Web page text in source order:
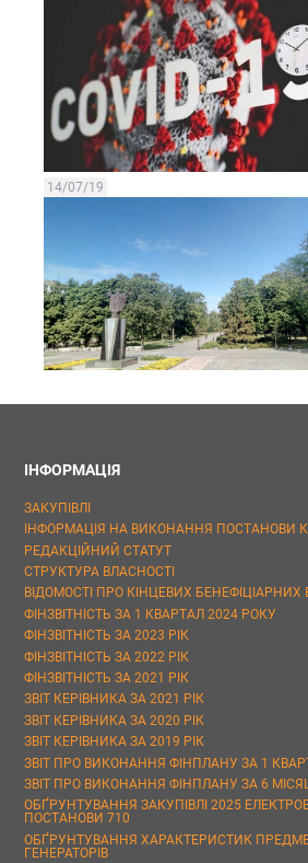
14/07/19
ІНФОРМАЦІЯ
ЗАКУПІВЛІ
ІНФОРМАЦІЯ НА ВИКОНАННЯ ПОСТАНОВИ
РЕДАКЦІЙНИЙ СТАТУТ
СТРУКТУРА ВЛАСНОСТІ
ВІДОМОСТІ ПРО КІНЦЕВИХ БЕНЕФІЦІАРНИХ
ФІНЗВІТНІСТЬ ЗА 1 КВАРТАЛ 2024 РОКУ
ФІНЗВІТНІСТЬ ЗА 2023 РІК
ФІНЗВІТНІСТЬ ЗА 2022 РІК
ФІНЗВІТНІСТЬ ЗА 2021 РІК
ЗВІТ КЕРІВНИКА ЗА 2021 РІК
ЗВІТ КЕРІВНИКА ЗА 2020 РІК
ЗВІТ КЕРІВНИКА ЗА 2019 РІК
ЗВІТ ПРО ВИКОНАННЯ ФІНПЛАНУ ЗА 1
ЗВІТ ПРО ВИКОНАННЯ ФІНПЛАНУ ЗА 6
ОБҐРУНТУВАННЯ ЗАКУПІВЛІ 2025
ПОСТАНОВИ 710
ОБҐРУНТУВАННЯ ХАРАКТЕРИСТИК
ГЕНЕРАТОРІВ